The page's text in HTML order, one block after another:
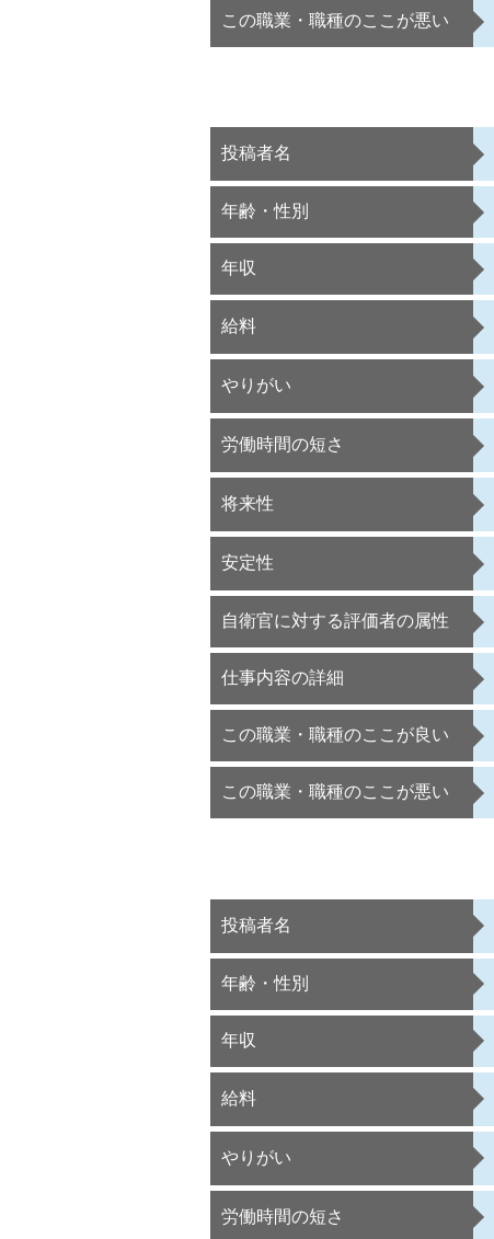
この職業・職種のここが悪い
投稿者名
年齢・性別
年収
給料
やりがい
労働時間の短さ
将来性
安定性
自衛官に対する評価者の属性
仕事内容の詳細
この職業・職種のここが良い
この職業・職種のここが悪い
投稿者名
年齢・性別
年収
給料
やりがい
労働時間の短さ